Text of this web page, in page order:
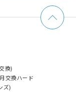
換)
交換ハード
ズ)